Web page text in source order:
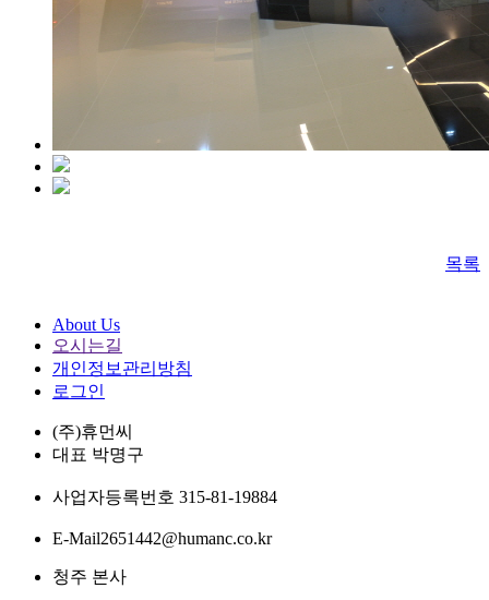
목록
About Us
오시는길
개인정보관리방침
로그인
(주)휴먼씨
대표 박명구
사업자등록번호 315-81-19884
E-Mail2651442@humanc.co.kr
청주 본사